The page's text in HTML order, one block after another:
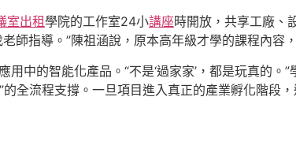
室出租學院的工作室24小講座時開放，共享工廠、
師指導。”陳祖涵說，原本高年級才學的課程內容
中的智能化產品。“不是‘過家家’，都是玩真的。
全流程支撐。一旦項目進入真正的產業孵化階段